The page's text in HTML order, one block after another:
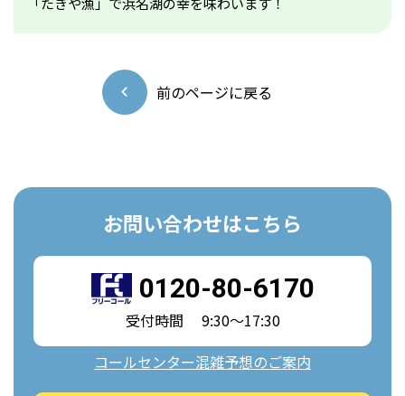
前のページに戻る
お問い合わせはこちら
0120-80-6170
受付時間 9:30～17:30
コールセンター混雑予想のご案内